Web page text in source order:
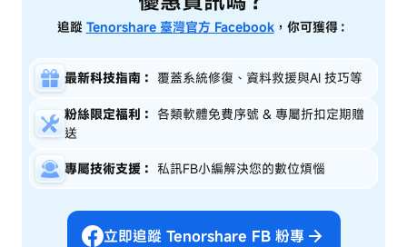
追蹤 Tenorshare 臺灣官方 Facebook，你可獲得：
最新科技指南： 覆蓋系統修復、資料救援與AI 技巧等
粉絲限定福利： 各類軟體免費序號 & 專屬折扣定期贈
送
專屬技術支援： 私訊FB小編解決您的數位煩惱
立即追蹤 Tenorshare FB 粉專